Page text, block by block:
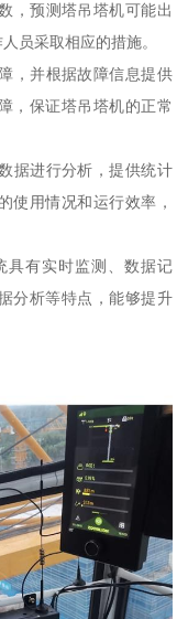
，预测塔吊塔机可能出
员采取相应的措施。
，并根据故障信息提供
，保证塔吊塔机的正常
据进行分析，提供统计
使用情况和运行效率，
具有实时监测、数据记
分析等特点，能够提升